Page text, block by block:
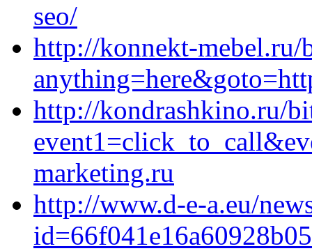
seo/
http://konnekt-
http://kondrashkino.ru/
marketing.ru
http://www.d-e-a.eu/